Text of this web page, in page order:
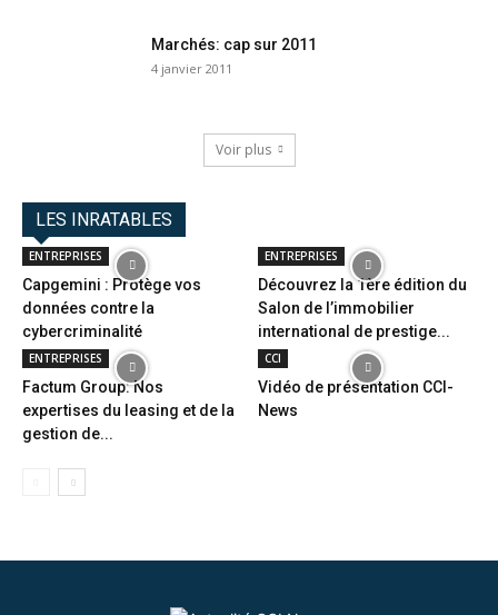
Marchés: cap sur 2011
4 janvier 2011
Voir plus
LES INRATABLES
ENTREPRISES
Capgemini : Protège vos
données contre la
cybercriminalité
ENTREPRISES
Découvrez la 1ère édition du
Salon de l’immobilier
international de prestige...
ENTREPRISES
Factum Group: Nos
expertises du leasing et de la
gestion de...
CCI
Vidéo de présentation CCI-
News